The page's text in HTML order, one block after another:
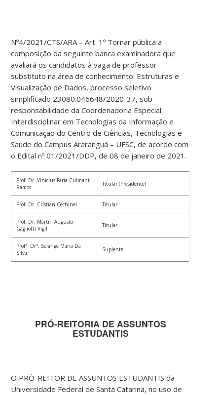
Nº4/2021/CTS/ARA – Art. 1º Tornar pública a
composição da seguinte banca examinadora que
avaliará os candidatos à vaga de professor
substituto na área de conhecimento: Estruturas e
Visualização de Dados, processo seletivo
simplificado 23080.046648/2020-37, sob
responsabilidade da Coordenadoria Especial
Interdisciplinar em Tecnologias da Informação e
Comunicação do Centro de Ciências, Tecnologias e
Saúde do Campus Araranguá – UFSC, de acordo com
o Edital nº 01/2021/DDP, de 08 de janeiro de 2021.
Prof. Dr. Vinicius Faria Culmant
Ramos
Titular (Presidente)
Prof. Dr. Cristian Cechinel Titular
Prof. Dr. Martin Augusto
Gagliotti Vigil
Titular
Profª. Drª. Solange Maria Da
Silva
Suplente
PRÓ-REITORIA DE ASSUNTOS
ESTUDANTIS
O PRÓ-REITOR DE ASSUNTOS ESTUDANTIS da
Universidade Federal de Santa Catarina, no uso de